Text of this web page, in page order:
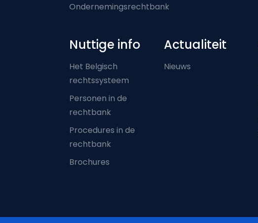
Ondernemingsrechtbank
Nuttige info
Het Belgisch
rechtssysteem
Personen in de
rechtbank
Procedures in de
rechtbank
Brochures
Actualiteit
Nieuws